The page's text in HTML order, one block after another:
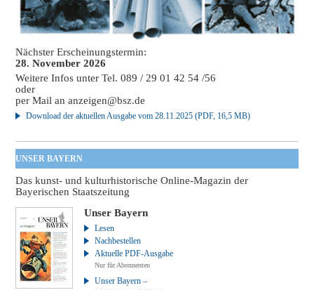
Nächster Erscheinungstermin:
28. November 2026
Weitere Infos unter Tel. 089 / 29 01 42 54 /56
oder
per Mail ananzeigen@bsz.de
Download der aktuellen Ausgabe vom 28.11.2025 (PDF, 16,5 MB)
UNSER BAYERN
Das kunst- und kulturhistorische Online-Magazin der
Bayerischen Staatszeitung
Unser Bayern
Lesen
Nachbestellen
Aktuelle PDF-Ausgabe
Nur für Abonnenten
Unser Bayern –